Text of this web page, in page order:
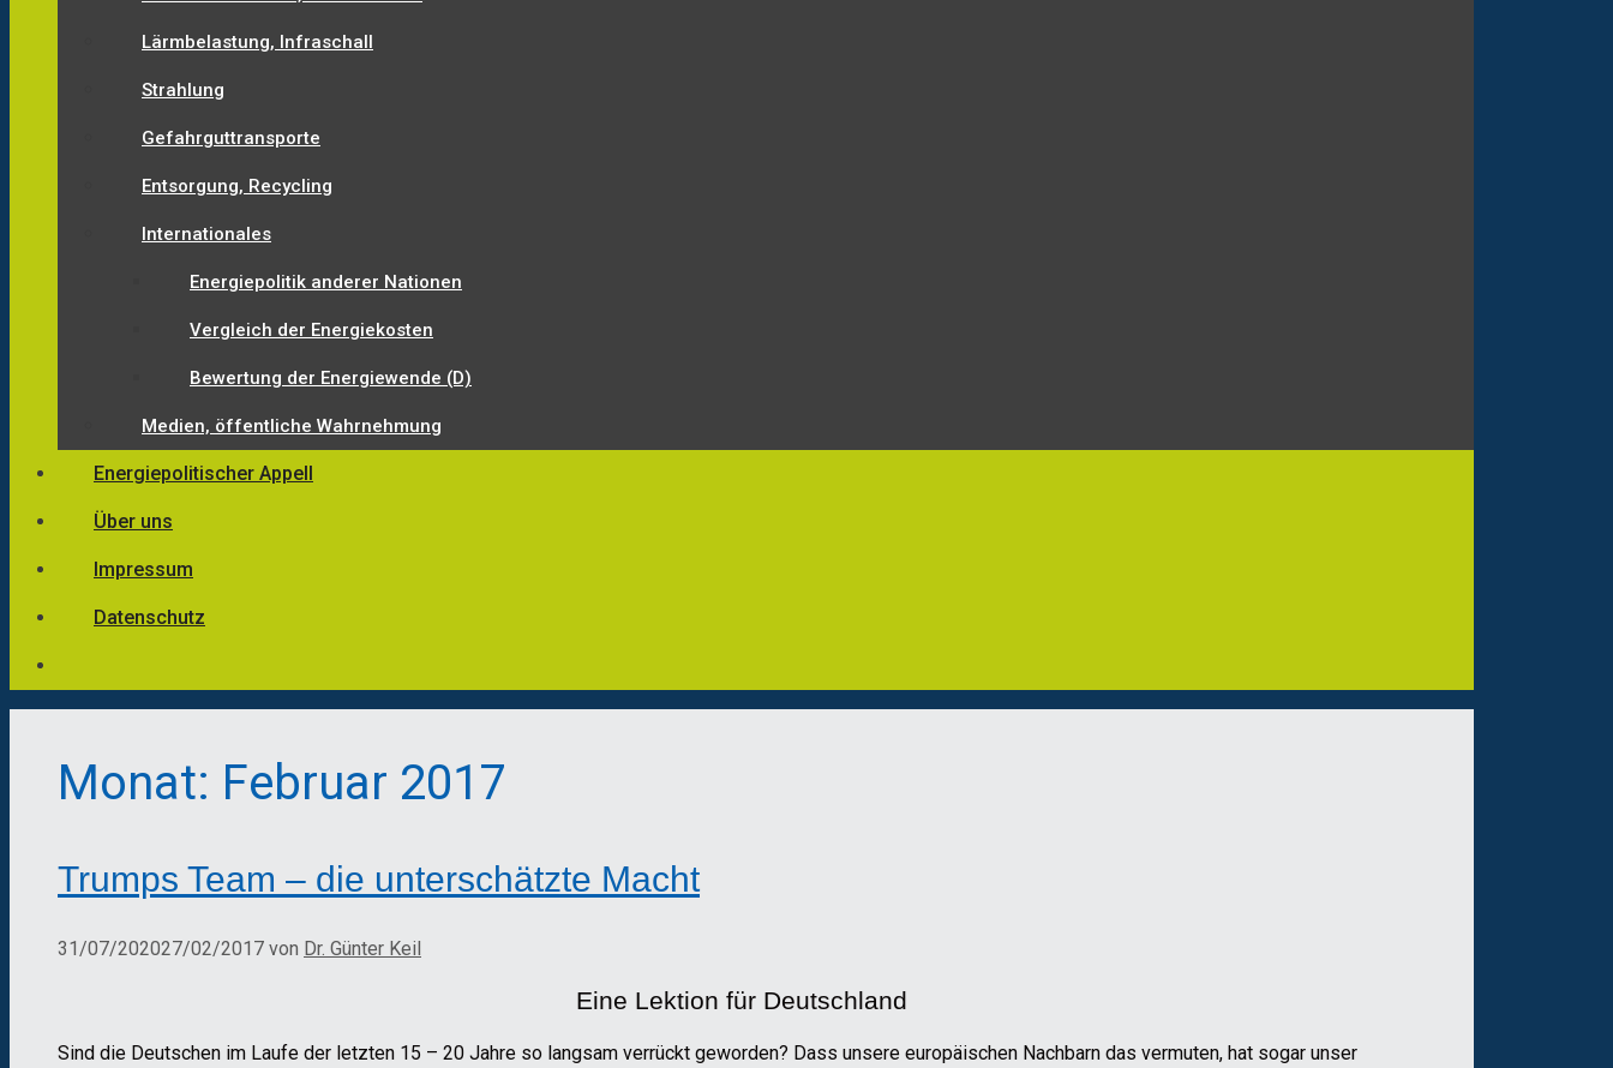
Lärmbelastung, Infraschall
Strahlung
Gefahrguttransporte
Entsorgung, Recycling
Internationales
Energiepolitik anderer Nationen
Vergleich der Energiekosten
Bewertung der Energiewende (D)
Medien, öffentliche Wahrnehmung
Energiepolitischer Appell
Über uns
Impressum
Datenschutz
Monat: Februar 2017
Trumps Team – die unterschätzte Macht
31/07/202027/02/2017 von Dr. Günter Keil
Eine Lektion für Deutschland
Sind die Deutschen im Laufe der letzten 15 – 20 Jahre so langsam verrückt geworden? Dass unsere europäischen Nachbarn das vermuten, hat sogar unser